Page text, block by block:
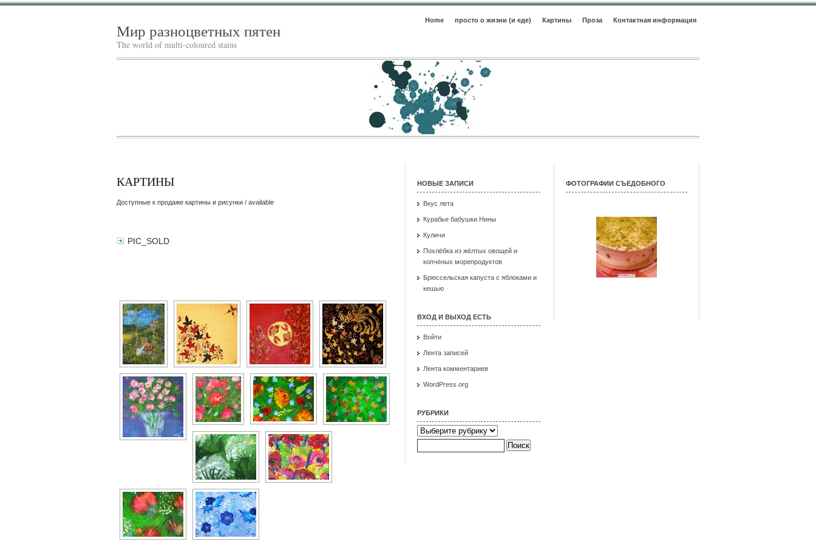
Home просто о жизни (и еде) Картины Проза Контактная информация
Мир разноцветных пятен
The world of multi-coloured stains
КАРТИНЫ
Доступные к продаже картины и рисунки / available
PIC_SOLD
НОВЫЕ ЗАПИСИ
Вкус лета
Курабье бабушки Нины
Куличи
Похлёбка из жёлтых овощей и
копчёных морепродуктов
Брюссельская капуста с яблоками и
кешью
ВХОД И ВЫХОД ЕСТЬ
Войти
Лента записей
Лента комментариев
WordPress.org
РУБРИКИ
Рубрики
Найти:
ФОТОГРАФИИ СЪЕДОБНОГО